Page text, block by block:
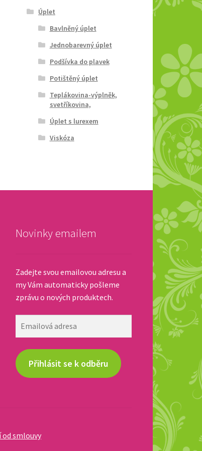
Úplet
Bavlněný úplet
Jednobarevný úplet
Podšívka do plavek
Potištěný úplet
Teplákovina-výplněk,
svetříkovina,
Úplet s lurexem
Viskóza
Novinky emailem
Zadejte svou emailovou adresu a
my Vám automaticky pošleme
zprávu o nových produktech.
Přihlásit se k odběru
smlouvy